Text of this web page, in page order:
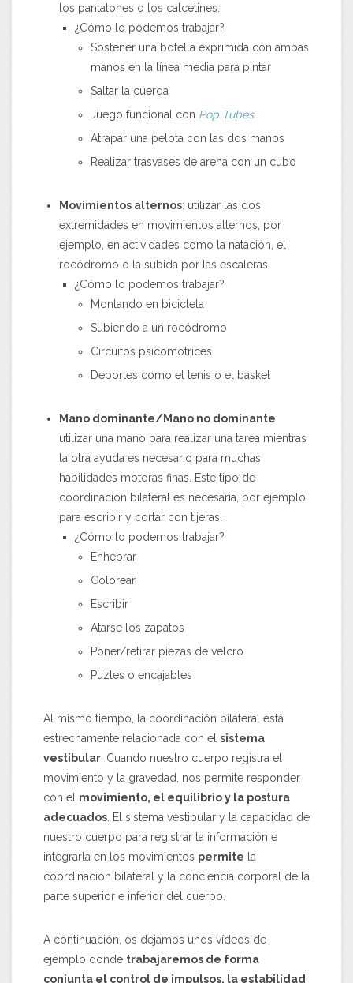
los pantalones o los calcetines.
¿Cómo lo podemos trabajar?
Sostener una botella exprimida con ambas
manos en la línea media para pintar
Saltar la cuerda
Juego funcional con Pop Tubes
Atrapar una pelota con las dos manos
Realizar trasvases de arena con un cubo
Movimientos alternos: utilizar las dos
extremidades en movimientos alternos, por
ejemplo, en actividades como la natación, el
rocódromo o la subida por las escaleras.
¿Cómo lo podemos trabajar?
Montando en bicicleta
Subiendo a un rocódromo
Circuitos psicomotrices
Deportes como el tenis o el basket
Mano dominante/Mano no dominante:
utilizar una mano para realizar una tarea mientras
la otra ayuda es necesario para muchas
habilidades motoras finas. Este tipo de
coordinación bilateral es necesaria, por ejemplo,
para escribir y cortar con tijeras.
¿Cómo lo podemos trabajar?
Enhebrar
Colorear
Escribir
Atarse los zapatos
Poner/retirar piezas de velcro
Puzles o encajables
Al mismo tiempo, la coordinación bilateral está
estrechamente relacionada con el sistema
vestibular . Cuando nuestro cuerpo registra el
movimiento y la gravedad, nos permite responder
con el movimiento, el equilibrio y la postura
adecuados . El sistema vestibular y la capacidad de
nuestro cuerpo para registrar la información e
integrarla en los movimientos permite la
coordinación bilateral y la conciencia corporal de la
parte superior e inferior del cuerpo.
A continuación, os dejamos unos vídeos de
ejemplo donde trabajaremos de forma
conjunta el control de impulsos, la estabilidad